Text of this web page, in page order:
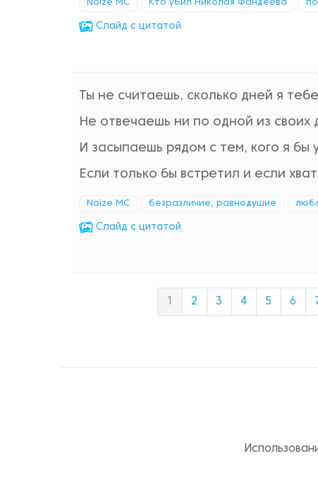
Noize MC Кто убил Николая Фандеева
Cлайд с цитатой
Ты не считаешь, сколько дней я
Не отвечаешь ни по одной из своих
И засыпаешь рядом с тем, кого я бы
Если только бы встретил и если
Noize MC безразличие, равнодушие
Cлайд с цитатой
2 3 4 5 6